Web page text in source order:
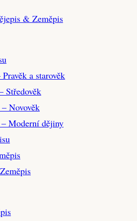
& Zeměpis
a starověk
Středověk
Novověk
Moderní dějiny